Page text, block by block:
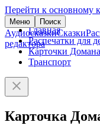
Перейти к основному
Меню Поиск
АудиосказкиСказки
редактора
Главная
Распечатки для
Карточки Домана
Транспорт
Карточка